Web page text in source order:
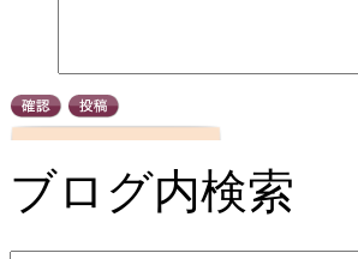
ブログ内検索